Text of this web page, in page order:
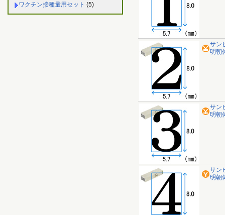
ワクチン接種量用セット (5)
サン
明朝
サン
明朝
サン
明朝